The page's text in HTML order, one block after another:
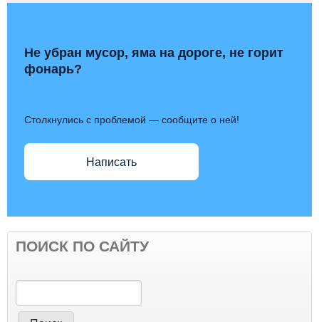
Не убран мусор, яма на дороге, не горит
фонарь?
Столкнулись с проблемой — сообщите о ней!
Написать
ПОИСК ПО САЙТУ
Поиск